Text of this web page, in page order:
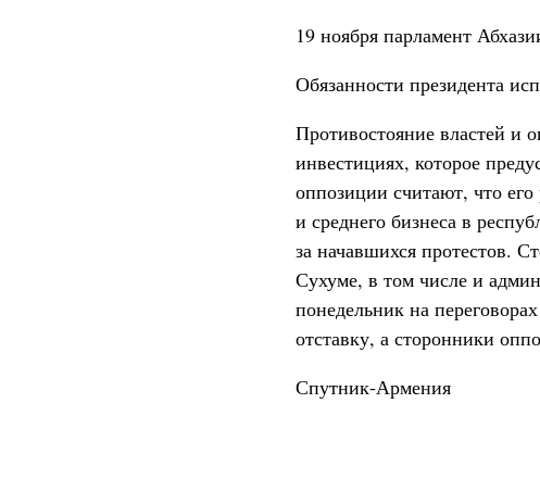
19 ноября парламент
Обязанности президента
Противостояние властей и
инвестициях, которое
оппозиции считают, что
и среднего бизнеса в
за начавшихся протестов.
Сухуме, в том числе и
понедельник на
отставку, а сторонники
Спутник-Армения